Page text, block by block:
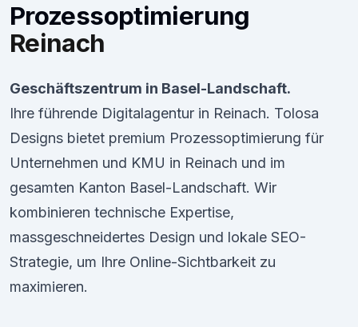
Prozessoptimierung
Reinach
Geschäftszentrum in Basel-Landschaft.
Ihre führende Digitalagentur in Reinach. Tolosa
Designs bietet premium Prozessoptimierung für
Unternehmen und KMU in Reinach und im
gesamten Kanton Basel-Landschaft. Wir
kombinieren technische Expertise,
massgeschneidertes Design und lokale SEO-
Strategie, um Ihre Online-Sichtbarkeit zu
maximieren.